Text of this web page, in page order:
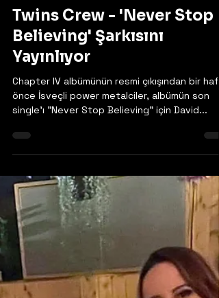
13 Şub 2025
Twins Crew - 'Never Stop
Chapter IV albümünün resmi çıkışından bir
önce İsveçli power metalciler, albümün son
single'ı "Never Stop Believing" için David...